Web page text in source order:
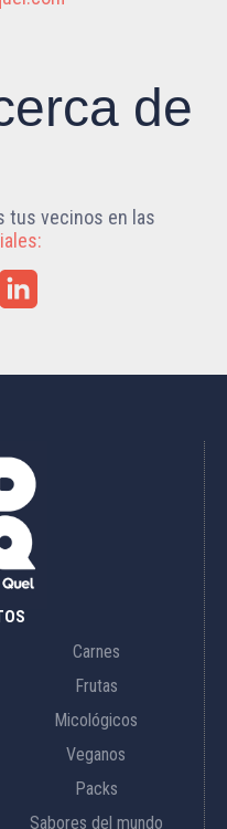
de
tus vecinos en las
Carnes
Frutas
Micológicos
Veganos
Packs
Sabores del mundo